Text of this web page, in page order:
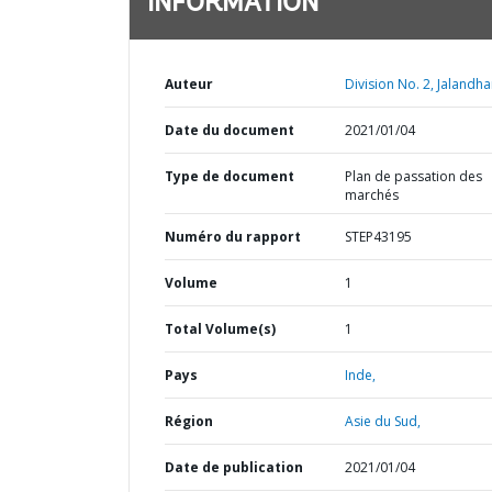
Auteur Division No. 2,
Date du document 2021/01/04
Type de document
Plan de passation des
marchés
Numéro du rapport STEP43195
Volume 1
Total Volume(s) 1
Pays Inde,
Région Asie du Sud,
Date de publication 2021/01/04